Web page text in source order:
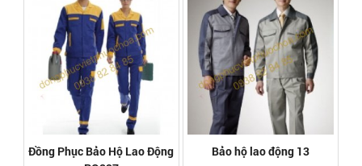
Đồng Phục Bảo Hộ Lao Động
Bảo hộ lao động 13